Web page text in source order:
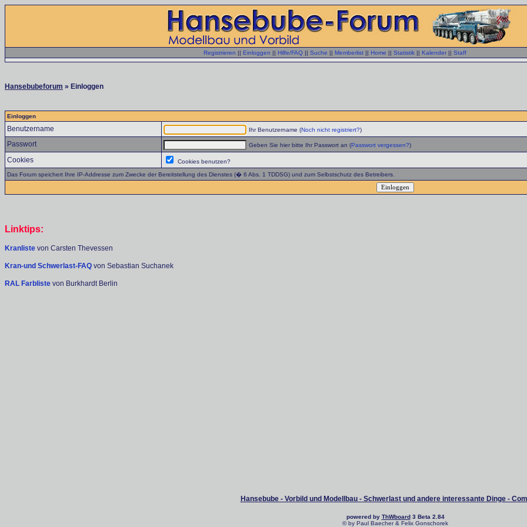
Registrieren || Einloggen || Hilfe/FAQ || Suche || Memberlist || Home || Statistik || Kalender || Staff
Hansebubeforum » Einloggen
Einloggen
Benutzername Ihr Benutzername (Noch nicht registriert?)
Passwort Geben Sie hier bitte Ihr Passwort an (Passwort vergessen?)
Cookies
Cookies benutzen?
Das Forum speichert Ihre IP-Addresse zum Zwecke der Bereitstellung des Dienstes (� 6 Abs. 1 TDDSG) und zum Selbstschutz des Betreibers.
Linktips:
Kranliste von Carsten Thevessen
Kran-und Schwerlast-FAQ von Sebastian Suchanek
RAL Farbliste von Burkhardt Berlin
Hansebube - Vorbild und Modellbau - Schwerlast und andere interessante Dinge -
powered by ThWboard3 Beta 2.84
© by Paul Baecher & Felix Gonschorek